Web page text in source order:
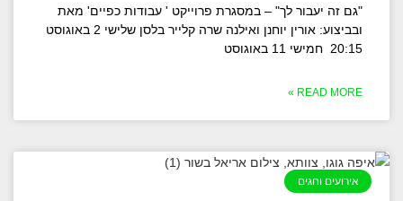
"גם זה יעבור לך" – במסגרת פרוייקט ' עבודות כפיים' מאת
ובביצוע: אורין יוחנן ואילנה שרה קלייר בלסן שלישי 2 באוגוסט
20:15 חמישי 11 באוגוסט
READ MORE »
אירועים וחגים